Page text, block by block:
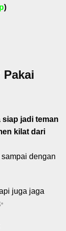
)
jadi teman
kilat dari
dengan
juga jaga